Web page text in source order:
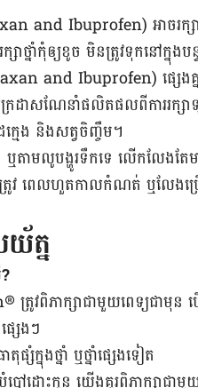
and Ibuprofen) អាច​រក្ស
ា​ថ្នាំ​កុំ​ឲ្យ​ខូច មិន​ត្រូវ​ទុក​នៅ​ក្នុ
and Ibuprofen) ផ្សេង​គ្ន
ាស​ណែនាំ​ផលិតផល​ពី​ការ​រក្សា​ទុ
ក្មេង ​និង​សត្វ​ចិញ្ចឹម។
ឬតាម​លូ​បង្ហូរ​ទឹក​ទេ​ លើក​លែង​តែ​
ត្រូវ​ ពេល​ហួត​កាល​កំណត់​ ឬ​លែង​​
យ័ត្ន
ត្រូវ​ពិភាក្សា​ជាមួយ​ពេទ្យ​ជា​មុ
េងៗ
សំ​ក្នុង​ថ្នាំ ឬ​ថ្នាំ​ផ្សេង​ទៀត